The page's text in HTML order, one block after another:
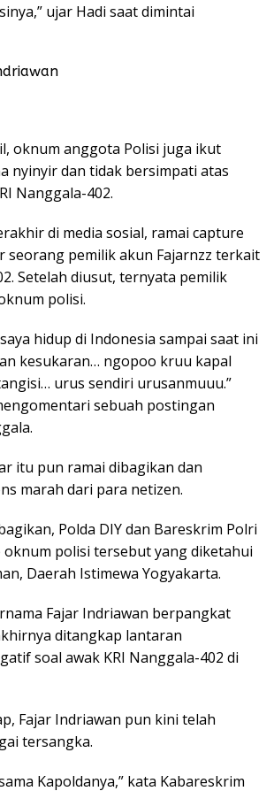
ujar Hadi saat dimintai
oknum anggota Polisi juga ikut
nyinyir dan tidak bersimpati atas
Nanggala-402.
di media sosial, ramai capture
seorang pemilik akun Fajarnzz terkait
Setelah diusut, ternyata pemilik
polisi.
hidup di Indonesia sampai saat ini
kesukaran… ngopoo kruu kapal
urus sendiri urusanmuuu.”
sebuah postingan
itu pun ramai dibagikan dan
marah dari para netizen.
Polda DIY dan Bareskrim Polri
polisi tersebut yang diketahui
Daerah Istimewa Yogyakarta.
Fajar Indriawan berpangkat
ditangkap lantaran
soal awak KRI Nanggala-402 di
Fajar Indriawan pun kini telah
tersangka.
Kapoldanya,” kata Kabareskrim